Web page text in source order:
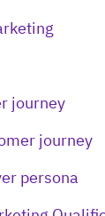
journey
journey
persona